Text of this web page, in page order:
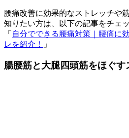
腰痛改善に効果的なストレッチや
知りたい方は、以下の記事をチェ
「 自分でできる腰痛対策｜腰痛に
レを紹介！
」
腸腰筋と大腿四頭筋をほぐす